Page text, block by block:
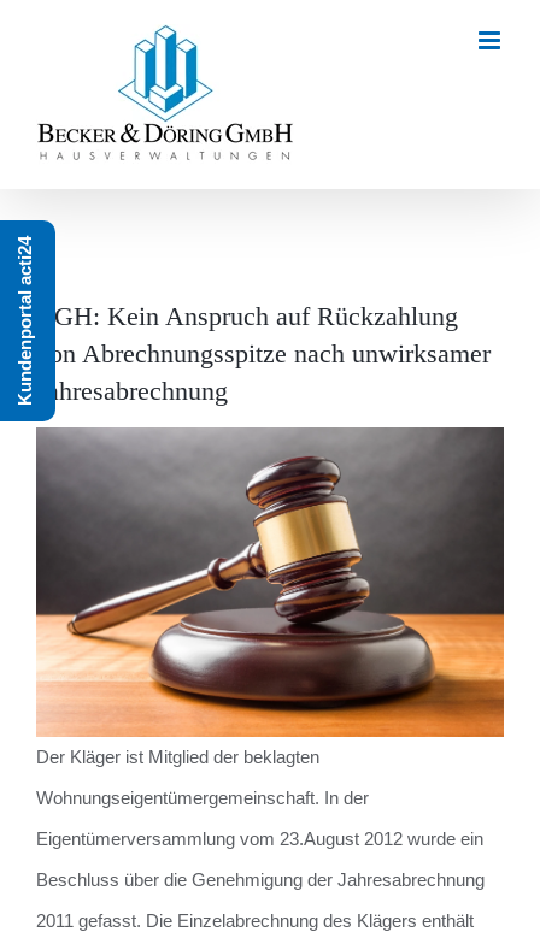
BGH: Kein Anspruch auf Rückzahlung
von Abrechnungsspitze nach unwirksamer
Jahresabrechnung
Der Kläger ist Mitglied der beklagten
Wohnungseigentümergemeinschaft. In der
Eigentümerversammlung vom 23.August 2012 wurde ein
Beschluss über die Genehmigung der Jahresabrechnung
2011 gefasst. Die Einzelabrechnung des Klägers enthält
Kundenportal acti24